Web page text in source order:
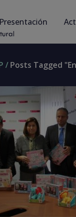
Presentación
/ Posts Tagged